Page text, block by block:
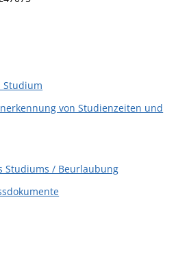
Studium
von Studienzeiten und
Studiums / Beurlaubung